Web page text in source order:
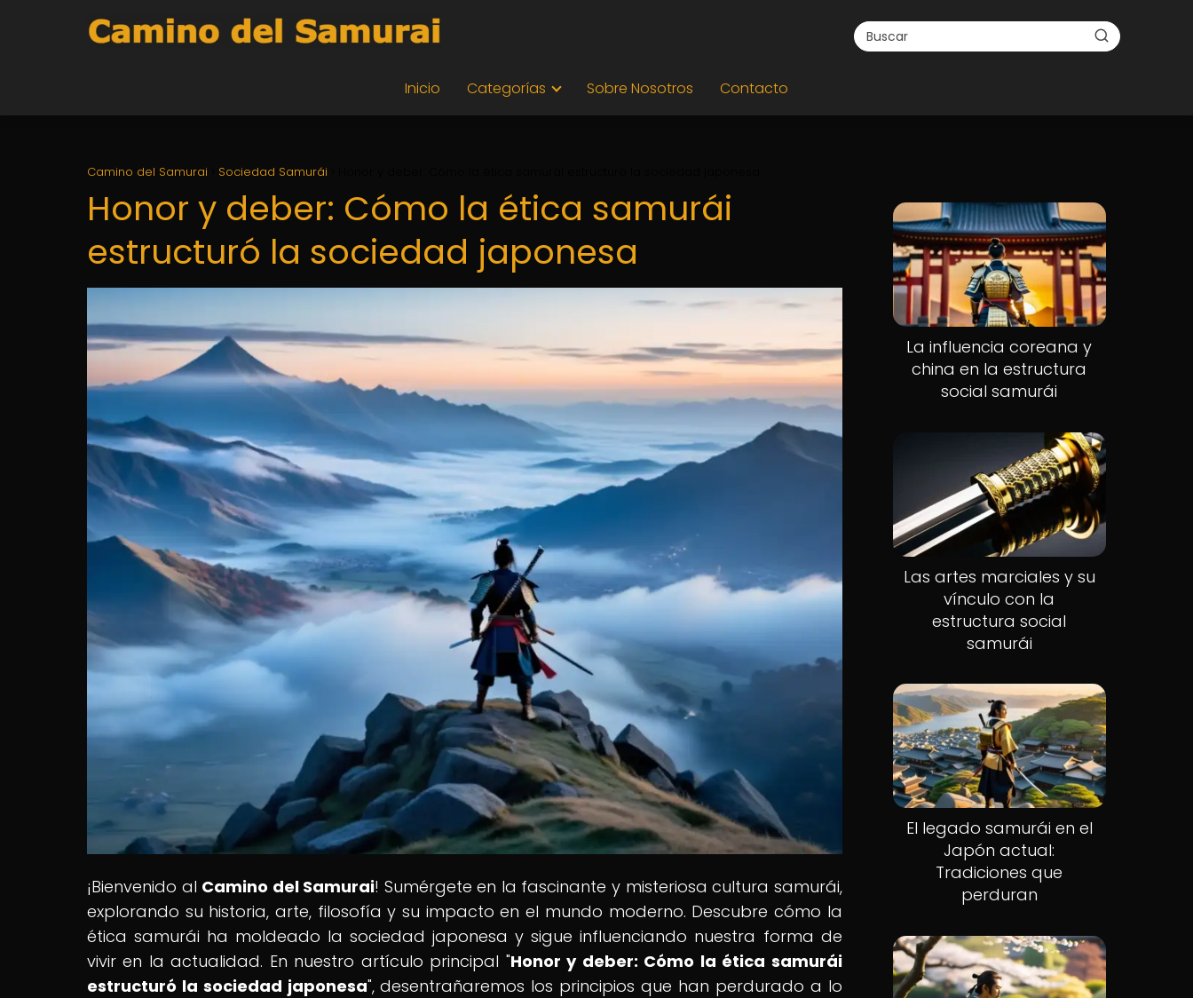
Inicio Categorías Sobre Nosotros Contacto
Camino del Samurai Sociedad Samurái
Honor y deber: Cómo la ética samurái
estructuró la sociedad japonesa
¡Bienvenido al Camino del Samurai! Sumérgete en la fascinante y misteriosa cultura samurái,
explorando su historia, arte, filosofía y su impacto en el mundo moderno. Descubre cómo la
ética samurái ha moldeado la sociedad japonesa y sigue influenciando nuestra forma de
vivir en la actualidad. En nuestro artículo principal "Honor y deber: Cómo la ética samurái
estructuró la sociedad japonesa", desentrañaremos los principios que han perdurado a lo
La influencia coreana y
china en la estructura
social samurái
Las artes marciales y su
vínculo con la
estructura social
samurái
El legado samurái en el
Japón actual:
Tradiciones que
perduran